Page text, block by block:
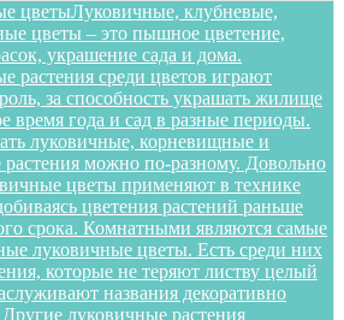
цветыЛуковичные, клубневые,
цветы – это пышное цветение,
украшение сада и дома.
растения среди цветов играют
за способность украшать жилище
время года и сад в разные периоды.
луковичные, корневищные и
растения можно по-разному. Довольно
цветы применяют в технике
цветения растений раньше
срока. Комнатными являются самые
луковичные цветы. Есть среди них
которые не теряют листву целый
названия декоративно
луковичные растения